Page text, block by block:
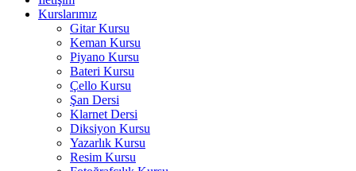
Kurslarımız
Gitar Kursu
Keman Kursu
Piyano Kursu
Bateri Kursu
Çello Kursu
Şan Dersi
Klarnet Dersi
Diksiyon Kursu
Yazarlık Kursu
Resim Kursu